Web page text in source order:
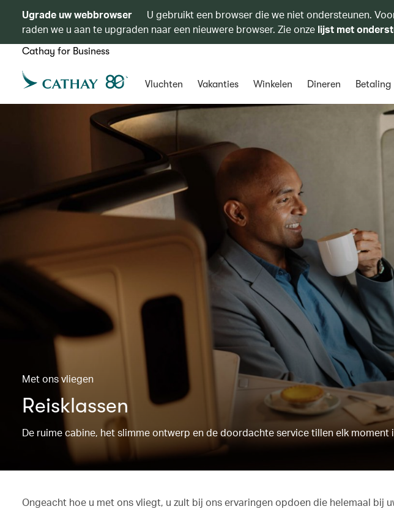
Ugrade uw webbrowser
U gebruikt een browser die we niet ondersteunen.
raden we u aan te upgraden naar een nieuwere browser. Zie onze lijst met
Cathay for Business
Vluchten Vakanties Winkelen Dineren Betaling
Met ons vliegen
Reisklassen
De ruime cabine, het slimme ontwerp en de doordachte service tillen elk moment
Ongeacht hoe u met ons vliegt, u zult bij ons ervaringen opdoen die helemaal bij